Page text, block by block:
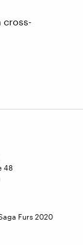
cross-
48
Furs 2020